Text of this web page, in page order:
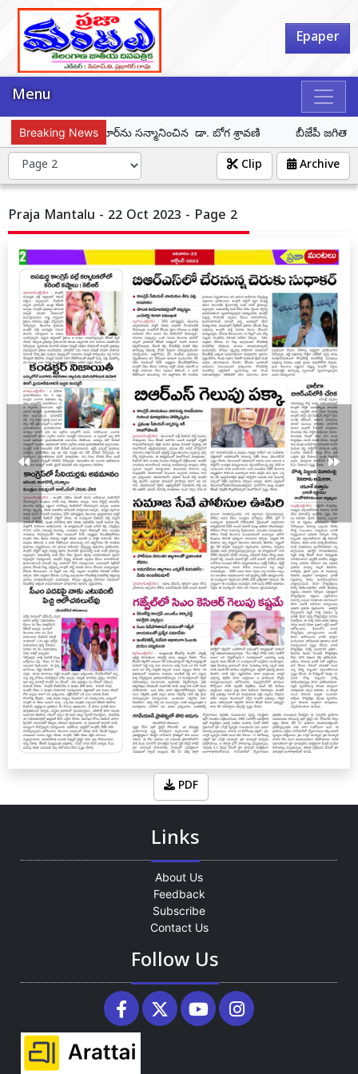
Epaper
Menu
Breaking News
కిరణ్ కుమార్‌ను సన్మానించిన డా. బోగ శ్రావణి బీజేపీ జగిత్యాల
Archive
Clip
Praja Mantalu - 22 Oct 2023 - Page 2
PDF
Links
About Us
Feedback
Subscribe
Contact Us
Follow Us